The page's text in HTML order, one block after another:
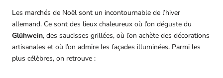
Les marchés de Noël sont un incontournable de l’hiver
allemand. Ce sont des lieux chaleureux où l’on déguste du
Glühwein, des saucisses grillées, où l’on achète des décorations
artisanales et où l’on admire les façades illuminées. Parmi les
plus célèbres, on retrouve :